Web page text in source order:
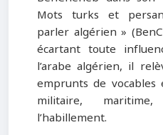
Mots turks et
parler algérien »
écartant toute
l’arabe algérien, il
emprunts de
militaire,
l’habillement.